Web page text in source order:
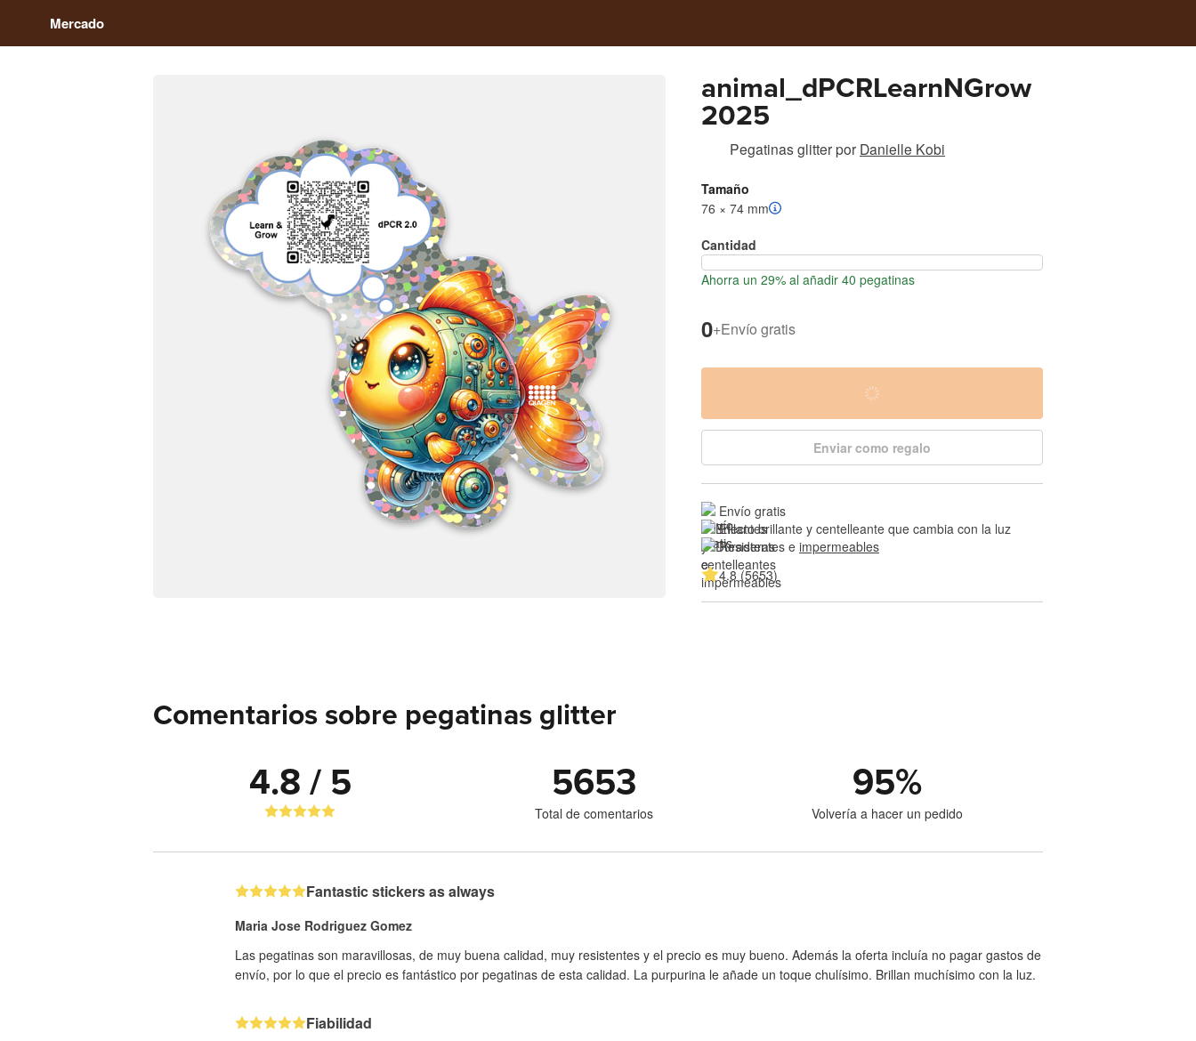
Mercado
animal_dPCRLearnNGrow
2025
Pegatinas glitterpor Danielle Kobi
Tamaño
76 × 74 mm
Cantidad
Ahorra un 29% al añadir 40 pegatinas
0+Envío gratis
Enviar como regalo
Envío gratis
Efecto brillante y centelleante que cambia con la luz
Resistentes e impermeables
4.8 (5653)
Comentarios sobre pegatinas glitter
4.8 / 5 5653
Total de comentarios
95%
Volvería a hacer un pedido
Fantastic stickers as always
Maria Jose Rodriguez Gomez
Las pegatinas son maravillosas, de muy buena calidad, muy resistentes y el precio es muy bueno. Además la oferta incluía no pagar gastos de
envío, por lo que el precio es fantástico por pegatinas de esta calidad. La purpurina le añade un toque chulísimo. Brillan muchísimo con la luz.
Fiabilidad